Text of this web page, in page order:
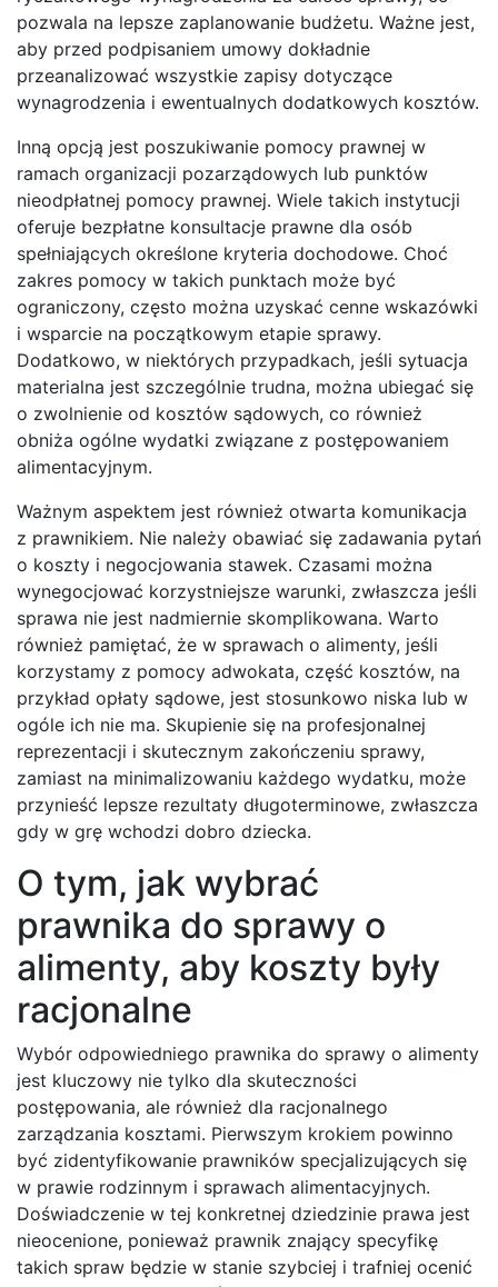
pozwala na lepsze zaplanowanie budżetu. Ważne jest,
aby przed podpisaniem umowy dokładnie
przeanalizować wszystkie zapisy dotyczące
wynagrodzenia i ewentualnych dodatkowych kosztów.
Inną opcją jest poszukiwanie pomocy prawnej w
ramach organizacji pozarządowych lub punktów
nieodpłatnej pomocy prawnej. Wiele takich instytucji
oferuje bezpłatne konsultacje prawne dla osób
spełniających określone kryteria dochodowe. Choć
zakres pomocy w takich punktach może być
ograniczony, często można uzyskać cenne wskazówki
i wsparcie na początkowym etapie sprawy.
Dodatkowo, w niektórych przypadkach, jeśli sytuacja
materialna jest szczególnie trudna, można ubiegać się
o zwolnienie od kosztów sądowych, co również
obniża ogólne wydatki związane z postępowaniem
alimentacyjnym.
Ważnym aspektem jest również otwarta komunikacja
z prawnikiem. Nie należy obawiać się zadawania pytań
o koszty i negocjowania stawek. Czasami można
wynegocjować korzystniejsze warunki, zwłaszcza jeśli
sprawa nie jest nadmiernie skomplikowana. Warto
również pamiętać, że w sprawach o alimenty, jeśli
korzystamy z pomocy adwokata, część kosztów, na
przykład opłaty sądowe, jest stosunkowo niska lub w
ogóle ich nie ma. Skupienie się na profesjonalnej
reprezentacji i skutecznym zakończeniu sprawy,
zamiast na minimalizowaniu każdego wydatku, może
przynieść lepsze rezultaty długoterminowe, zwłaszcza
gdy w grę wchodzi dobro dziecka.
O tym, jak wybrać
prawnika do sprawy o
alimenty, aby koszty były
racjonalne
Wybór odpowiedniego prawnika do sprawy o alimenty
jest kluczowy nie tylko dla skuteczności
postępowania, ale również dla racjonalnego
zarządzania kosztami. Pierwszym krokiem powinno
być zidentyfikowanie prawników specjalizujących się
w prawie rodzinnym i sprawach alimentacyjnych.
Doświadczenie w tej konkretnej dziedzinie prawa jest
nieocenione, ponieważ prawnik znający specyfikę
takich spraw będzie w stanie szybciej i trafniej ocenić